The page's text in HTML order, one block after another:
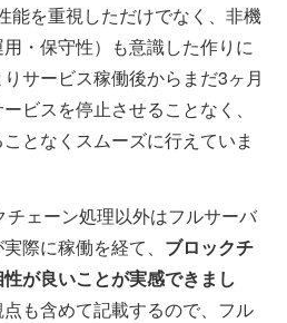
能を重視しただけでなく、非機
・保守性）も意識した作りに
サービス稼働後からまだ3ヶ月
ビスを停止させることなく、
となくスムーズに行えていま
チェーン処理以外はフルサーバ
際に稼働を経て、 ブロックチ
が良いことが実感できまし
も含めて記載するので、フル